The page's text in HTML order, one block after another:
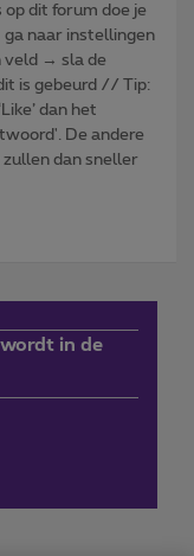
dit forum doe je
naar instellingen
veld → sla de
is gebeurd // Tip:
dan het
De andere
dan sneller
in de